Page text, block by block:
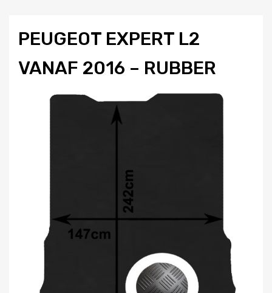
PEUGEOT EXPERT L2
VANAF 2016 – RUBBER